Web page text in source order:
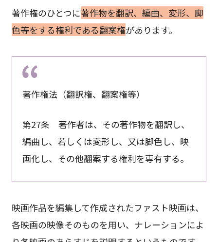
著作権のひとつに著作物を翻訳、編曲、変形、脚
色等をする権利である翻案権があります。
著作権法（翻訳権、翻案権等）
第27条 著作者は、その著作物を翻訳し、
編曲し、若しくは変形し、又は脚色し、映
画化し、その他翻案する権利を専有する。
映画作品を編集して作成されたファスト映画は、
各映画の映像そのものを用い、ナレーションによ